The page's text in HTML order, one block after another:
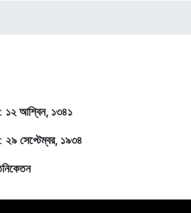
১২ আশ্বিন, ১৩৪১
২৯ সেপ্টেম্বর, ১৯৩৪